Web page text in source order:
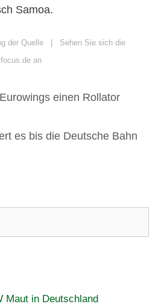
Samoa.
der Quelle | Sehen Sie sich die
an
einen Rollator
es bis die Deutsche Bahn
Maut in Deutschland